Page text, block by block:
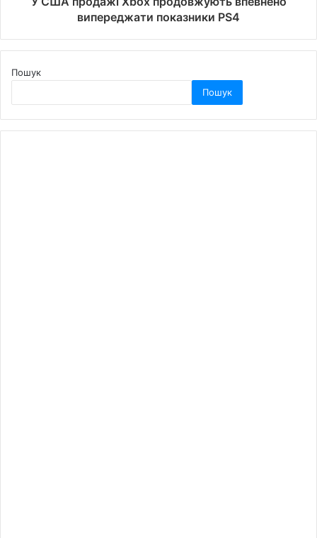
випереджати показники PS4
Пошук
Пошук